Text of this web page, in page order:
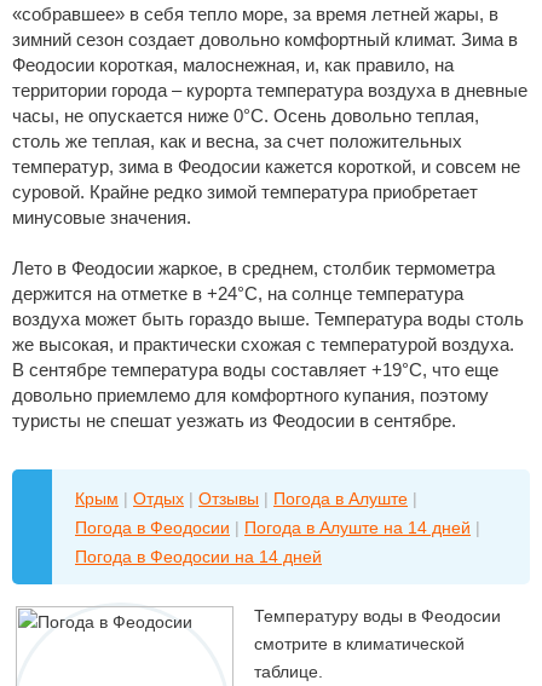
«собравшее» в себя тепло море, за время летней жары, в
зимний сезон создает довольно комфортный климат. Зима в
Феодосии короткая, малоснежная, и, как правило, на
территории города – курорта температура воздуха в дневные
часы, не опускается ниже 0°C. Осень довольно теплая,
столь же теплая, как и весна, за счет положительных
температур, зима в Феодосии кажется короткой, и совсем не
суровой. Крайне редко зимой температура приобретает
минусовые значения.
Лето в Феодосии жаркое, в среднем, столбик термометра
держится на отметке в +24°C, на солнце температура
воздуха может быть гораздо выше. Температура воды столь
же высокая, и практически схожая с температурой воздуха.
В сентябре температура воды составляет +19°C, что еще
довольно приемлемо для комфортного купания, поэтому
туристы не спешат уезжать из Феодосии в сентябре.
Крым | Отдых | Отзывы | Погода в Алуште |
Погода в Феодосии | Погода в Алуште на 14 дней |
Погода в Феодосии на 14 дней
Температуру воды в Феодосии
смотрите в климатической
таблице.